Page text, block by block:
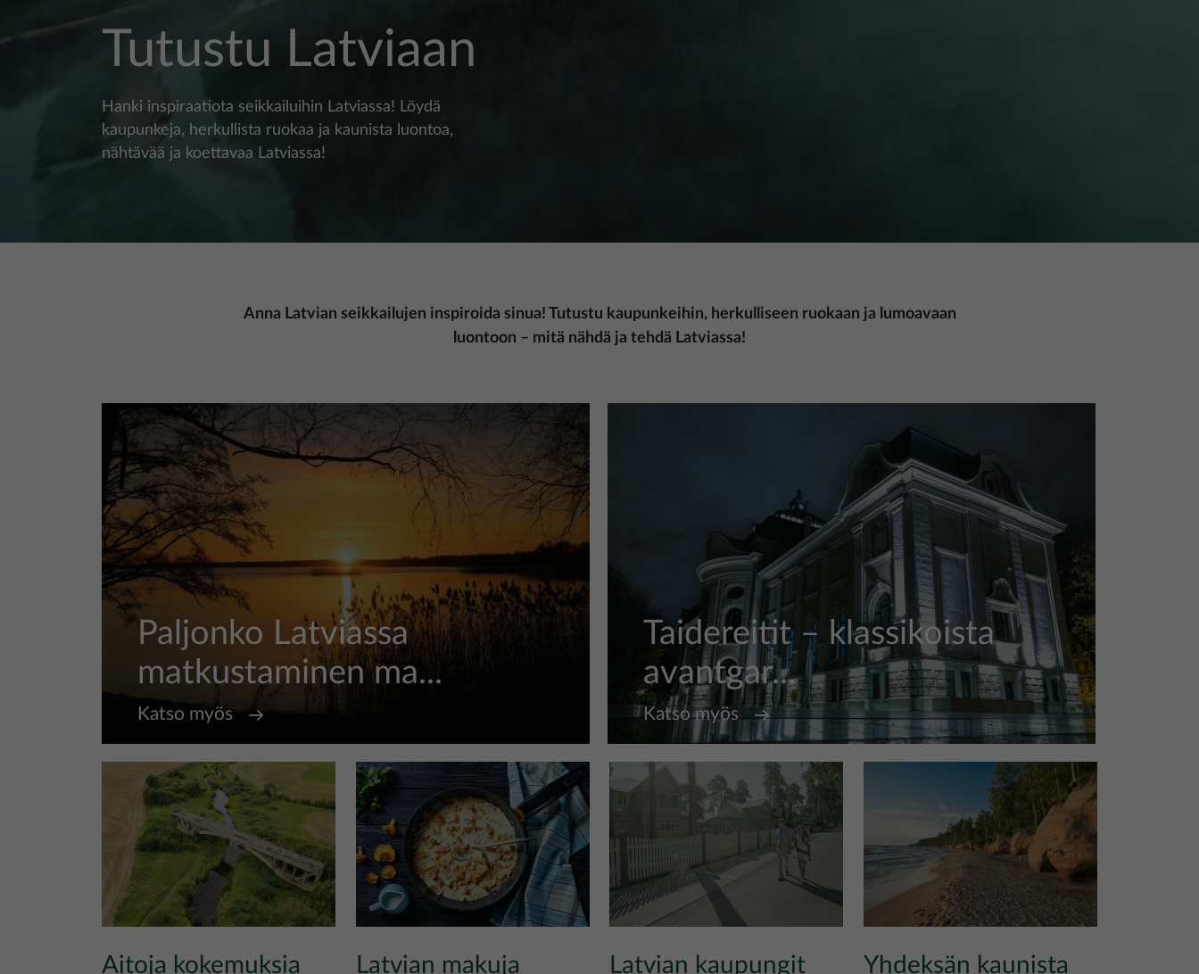
Tutustu Latviaan
Hanki inspiraatiota seikkailuihin Latviassa! Löydä
kaupunkeja, herkullista ruokaa ja kaunista luontoa,
nähtävää ja koettavaa Latviassa!
Anna Latvian seikkailujen inspiroida sinua! Tutustu kaupunkeihin, herkulliseen ruokaan ja lumoavaan
luontoon – mitä nähdä ja tehdä Latviassa!
Paljonko Latviassa
matkustaminen ma...
Katso myös
Taidereitit – klassikoista
avantgar...
Katso myös
Aitoja kokemuksia
Latvian makuja Latvian kaupungit
Yhdeksän kaunista